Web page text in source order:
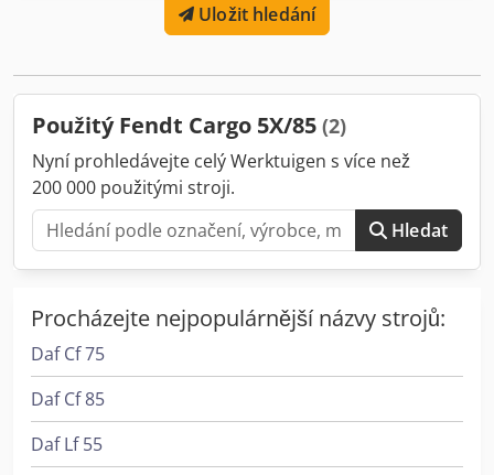
Uložit hledání
Použitý Fendt Cargo 5X/85 (2)
Nyní prohledávejte celý Werktuigen s více než
200 000 použitými stroji.
Hledat
Procházejte nejpopulárnější názvy strojů:
Daf Cf 75
Daf Cf 85
Daf Lf 55